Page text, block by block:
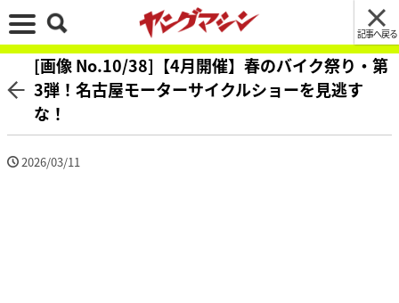
記事へ戻る
[画像 No.10/38]【4月開催】春のバイク祭り・第
3弾！名古屋モーターサイクルショーを見逃す
な！
2026/03/11